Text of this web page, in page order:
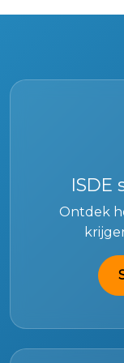
ISDE
Ontdek